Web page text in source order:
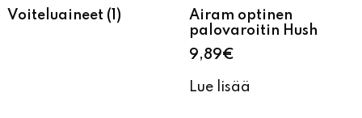
Voiteluaineet (1)
Airam optinen
palovaroitin Hush
9,89€
Lue lisää